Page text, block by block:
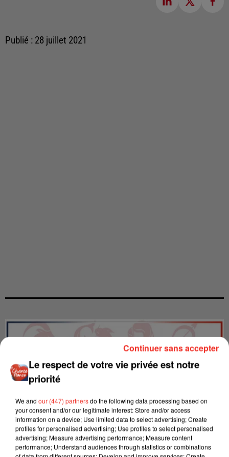
Publié : 28 juillet 2021
Le respect de votre vie privée est notre
priorité
We and our (447) partnersdo the following data processing based on
your consent and/or our legitimate interest: Store and/or access
information on a device; Use limited data to select advertising; Create
profiles for personalised advertising; Use profiles to select personalised
advertising; Measure advertising performance; Measure content
performance; Understand audiences through statistics or combinations
Continuer sans accepter